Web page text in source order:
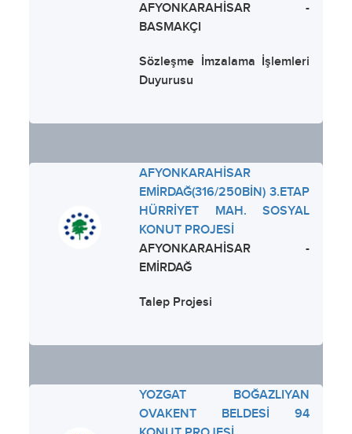
AFYONKARAHİSAR -
BASMAKÇI
Sözleşme İmzalama İşlemleri
Duyurusu
AFYONKARAHİSAR
EMİRDAĞ(316/250BİN) 3.ETAP
HÜRRİYET MAH. SOSYAL
KONUT PROJESİ
AFYONKARAHİSAR -
EMİRDAĞ
Talep Projesi
YOZGAT BOĞAZLIYAN
OVAKENT BELDESİ 94